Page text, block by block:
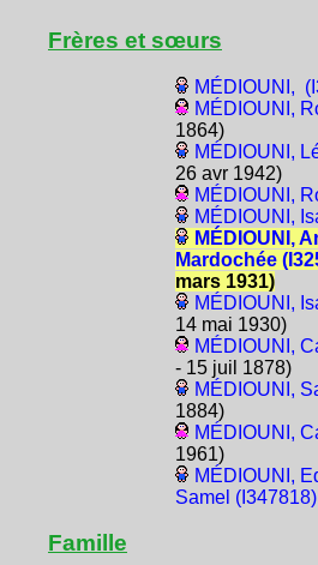
Frères et sœurs
MÉDIOUNI,
MÉDIOUNI,
1864)
MÉDIOUNI,
26 avr 1942)
MÉDIOUNI,
MÉDIOUNI,
MÉDIOUNI,
Mardochée
mars 1931)
MÉDIOUNI,
14 mai 1930)
MÉDIOUNI,
- 15 juil 1878)
MÉDIOUNI,
1884)
MÉDIOUNI,
1961)
MÉDIOUNI,
Samel (I347818)
Famille